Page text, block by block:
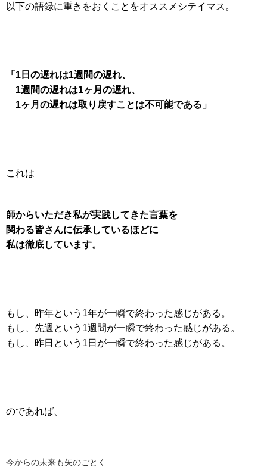
以下の語録に重きをおくことをオススメシテイマス。
「1日の遅れは1週間の遅れ、
1週間の遅れは1ヶ月の遅れ、
1ヶ月の遅れは取り戻すことは不可能である」
これは
師からいただき私が実践してきた言葉を
関わる皆さんに伝承しているほどに
私は徹底しています。
もし、昨年という1年が一瞬で終わった感じがある。
もし、先週という1週間が一瞬で終わった感じがある。
もし、昨日という1日が一瞬で終わった感じがある。
のであれば、
今からの未来も矢のごとく